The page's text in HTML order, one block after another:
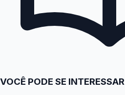
VOCÊ PODE SE INTERESSAR